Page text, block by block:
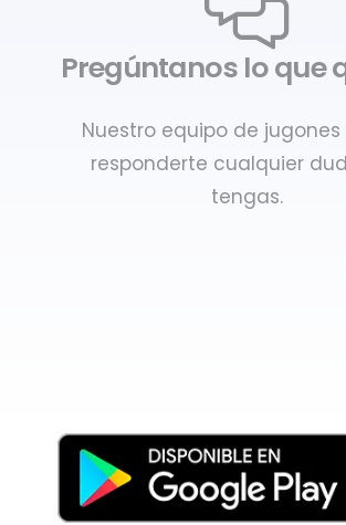
Pregúntanos lo que
Nuestro equipo de
responderte cualquier
tengas.